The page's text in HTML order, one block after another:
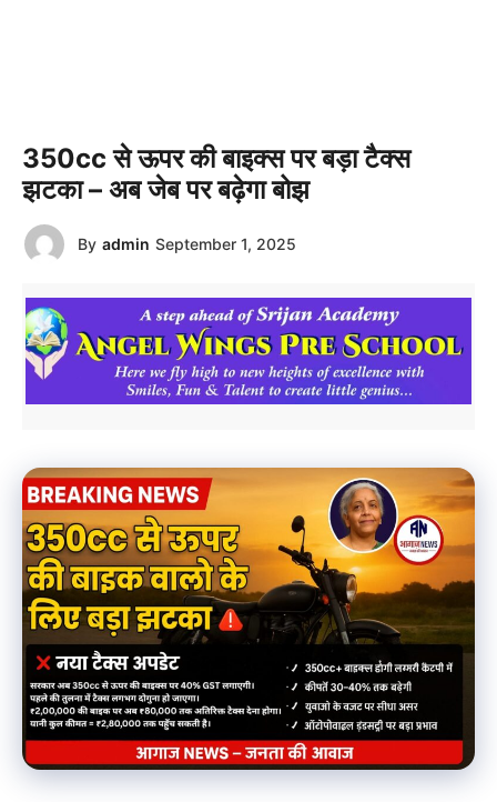
350cc से ऊपर की बाइक्स पर बड़ा टैक्स
झटका – अब जेब पर बढ़ेगा बोझ
By admin September 1, 2025